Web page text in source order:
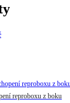
reproboxu z boku